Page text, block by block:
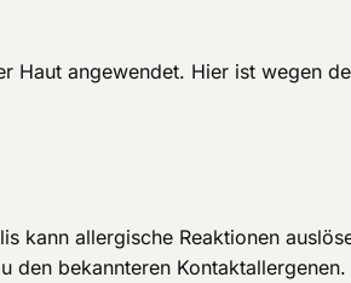
Haut angewendet. Hier ist wegen
kann allergische Reaktionen
den bekannteren Kontaktallergenen.